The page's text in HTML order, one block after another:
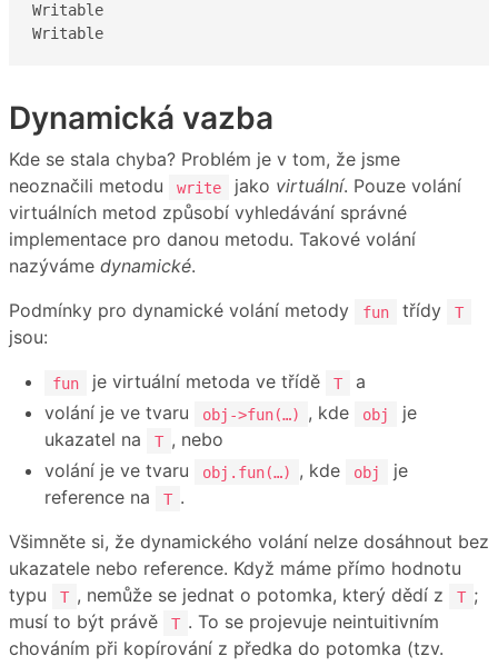
Writable
Writable
Dynamická vazba
Kde se stala chyba? Problém je v tom, že jsme
neoznačili metodu
write jako virtuální. Pouze volání
virtuálních metod způsobí vyhledávání správné
implementace pro danou metodu. Takové volání
nazýváme dynamické.
Podmínky pro dynamické volání metody
fun třídy T
jsou:
fun je virtuální metoda ve třídě T
a
volání je ve tvaru
obj->fun(…) , kde obj
je
ukazatel na
T , nebo
volání je ve tvaru
obj.fun(…) , kde obj
je
reference na
T .
Všimněte si, že dynamického volání nelze dosáhnout bez
ukazatele nebo reference. Když máme přímo hodnotu
typu
T , nemůže se jednat o potomka, který dědí z T ;
musí to být právě
T . To se projevuje neintuitivním
chováním při kopírování z předka do potomka (tzv.